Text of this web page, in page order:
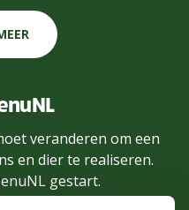
veranderen om een
en dier te realiseren.
gestart.